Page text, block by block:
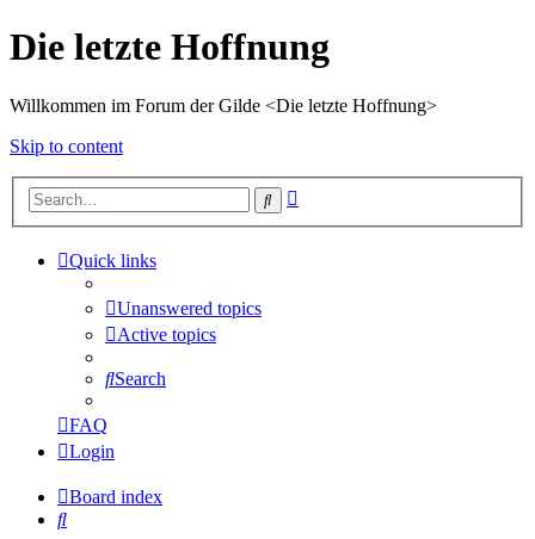
Die letzte Hoffnung
Willkommen im Forum der Gilde <Die letzte Hoffnung>
Skip to content
Search
Quick links
Unanswered topics
Active topics
Search
FAQ
Login
Board index
Search